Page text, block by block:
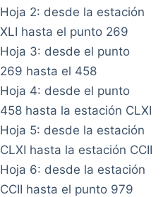
Hoja 2: desde la estación
XLI hasta el punto 269
Hoja 3: desde el punto
269 hasta el 458
Hoja 4: desde el punto
458 hasta la estación CLXI
Hoja 5: desde la estación
CLXI hasta la estación CCII
Hoja 6: desde la estación
CCII hasta el punto 979